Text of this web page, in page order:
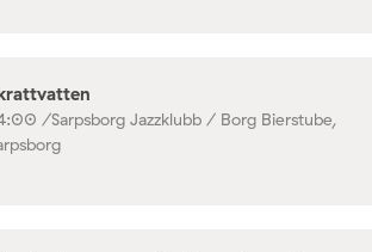
/Sarpsborg Jazzklubb / Borg Bierstube,